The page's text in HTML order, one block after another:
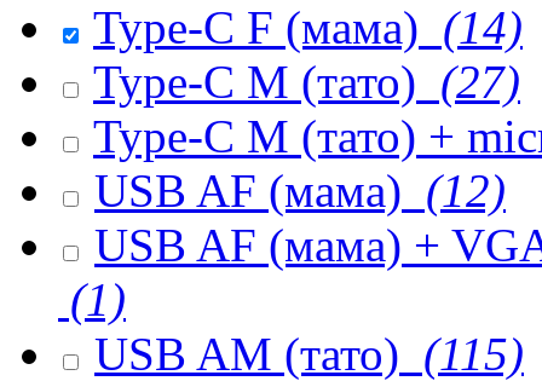
Type-C F (мама) (14)
Type-C M (тато) (27)
Type-C M (тато) +
USB AF (мама) (12)
USB AF (мама) +
(1)
USB AM (тато) (115)